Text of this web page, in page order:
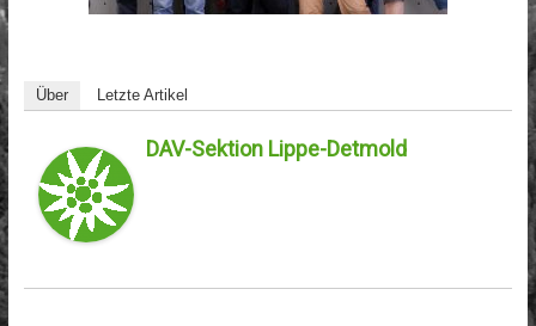
Über Letzte Artikel
DAV-Sektion Lippe-Detmold